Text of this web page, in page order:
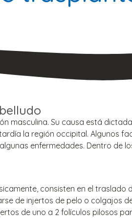
masculina. Su causa está
la región occipital. Algunos
enfermedades. Dentro
consisten en el
de injertos de pelo o colgajos
de uno a 2 folículos pilosos